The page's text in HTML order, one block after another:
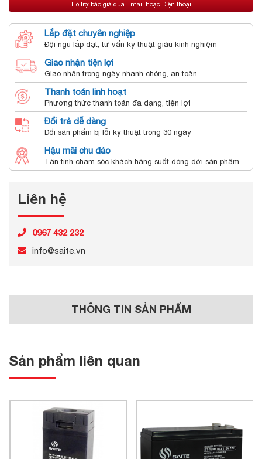
Hỗ trợ báo giá qua Email hoặc Điện thoại
Lắp đặt chuyên nghiệp
Đội ngũ lắp đặt, tư vấn kỹ thuật giàu kinh nghiệm
Giao nhận tiện lợi
Giao nhận trong ngày nhanh chóng, an toàn
Thanh toán linh hoạt
Phương thức thanh toán đa dạng, tiện lợi
Đổi trả dễ dàng
Đổi sản phẩm bị lỗi kỹ thuật trong 30 ngày
Hậu mãi chu đáo
Tận tình chăm sóc khách hàng suốt dòng đời sản phẩm
Liên hệ
0967 432 232
info@saite.vn
THÔNG TIN SẢN PHẨM
Sản phẩm liên quan